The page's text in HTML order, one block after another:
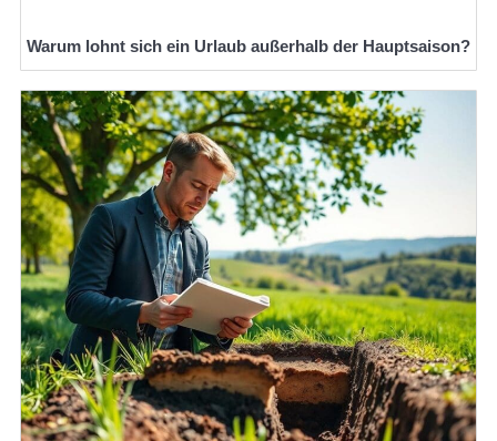
Warum lohnt sich ein Urlaub außerhalb der Hauptsaison?